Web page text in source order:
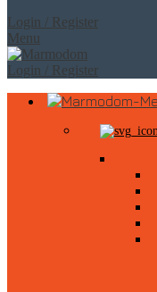
Login / Register
Menu
Login / Register